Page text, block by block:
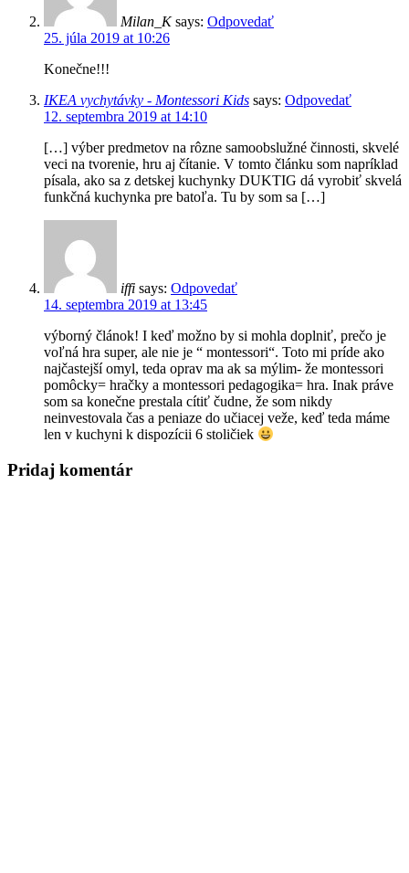
Milan_K says: Odpovedať
25. júla 2019 at 10:26
Konečne!!!
IKEA vychytávky - Montessori Kids says: Odpovedať
12. septembra 2019 at 14:10
[…] výber predmetov na rôzne samoobslužné činnosti, skvelé
veci na tvorenie, hru aj čítanie. V tomto článku som napríklad
písala, ako sa z detskej kuchynky DUKTIG dá vyrobiť skvelá
funkčná kuchynka pre batoľa. Tu by som sa […]
iffi says: Odpovedať
14. septembra 2019 at 13:45
výborný článok! I keď možno by si mohla doplniť, prečo je
voľná hra super, ale nie je “ montessori“. Toto mi príde ako
najčastejší omyl, teda oprav ma ak sa mýlim- že montessori
pomôcky= hračky a montessori pedagogika= hra. Inak práve
som sa konečne prestala cítiť čudne, že som nikdy
neinvestovala čas a peniaze do učiacej veže, keď teda máme
len v kuchyni k dispozícii 6 stoličiek
Pridaj komentár